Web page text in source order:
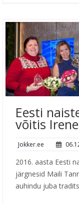
Eesti
võitis
Jokker.ee
2016. aasta Eesti
järgnesid Maili
auhindu juba